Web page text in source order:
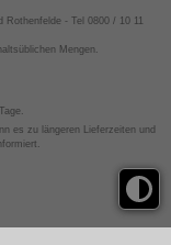
Rothenfelde - Tel 0800 / 10 11
Mengen.
es zu längeren Lieferzeiten und